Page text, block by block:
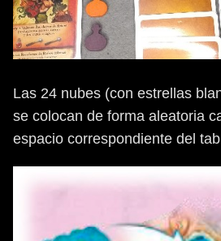
Las 24 nubes (con estrellas
se colocan de forma aleatoria
espacio correspondiente del